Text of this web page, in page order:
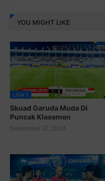
YOU MIGHT LIKE
LIGA 1
Skuad Garuda Muda Di
Puncak Klasemen
September 27, 2024